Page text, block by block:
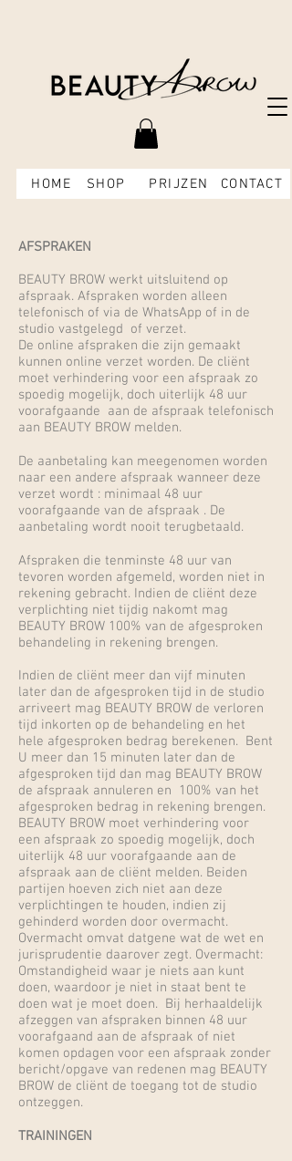
HOME SHOP PRIJZEN CONTACT
AFSPRAKEN
BEAUTY BROW werkt uitsluitend op
afspraak. Afspraken worden alleen
telefonisch of via de WhatsApp of in de
studio vastgelegd of verzet.
De online afspraken die zijn gemaakt
kunnen online verzet worden. De cliënt
moet verhindering voor een afspraak zo
spoedig mogelijk, doch uiterlijk 48 uur
voorafgaande aan de afspraak telefonisch
aan BEAUTY BROW melden.
De aanbetaling kan meegenomen worden
naar een andere afspraak wanneer deze
verzet wordt : minimaal 48 uur
voorafgaande van de afspraak . De
aanbetaling wordt nooit terugbetaald.
Afspraken die tenminste 48 uur van
tevoren worden afgemeld, worden niet in
rekening gebracht. Indien de cliënt deze
verplichting niet tijdig nakomt mag
BEAUTY BROW 100% van de afgesproken
behandeling in rekening brengen.
Indien de cliënt meer dan vijf minuten
later dan de afgesproken tijd in de studio
arriveert mag BEAUTY BROW de verloren
tijd inkorten op de behandeling en het
hele afgesproken bedrag berekenen. Bent
U meer dan 15 minuten later dan de
afgesproken tijd dan mag BEAUTY BROW
de afspraak annuleren en 100% van het
afgesproken bedrag in rekening brengen.
BEAUTY BROW moet verhindering voor
een afspraak zo spoedig mogelijk, doch
uiterlijk 48 uur voorafgaande aan de
afspraak aan de cliënt melden. Beiden
partijen hoeven zich niet aan deze
verplichtingen te houden, indien zij
gehinderd worden door overmacht.
Overmacht omvat datgene wat de wet en
jurisprudentie daarover zegt. Overmacht:
Omstandigheid waar je niets aan kunt
doen, waardoor je niet in staat bent te
doen wat je moet doen. Bij herhaaldelijk
afzeggen van afspraken binnen 48 uur
voorafgaand aan de afspraak of niet
komen opdagen voor een afspraak zonder
bericht/opgave van redenen mag BEAUTY
BROW de cliënt de toegang tot de studio
ontzeggen.
TRAININGEN